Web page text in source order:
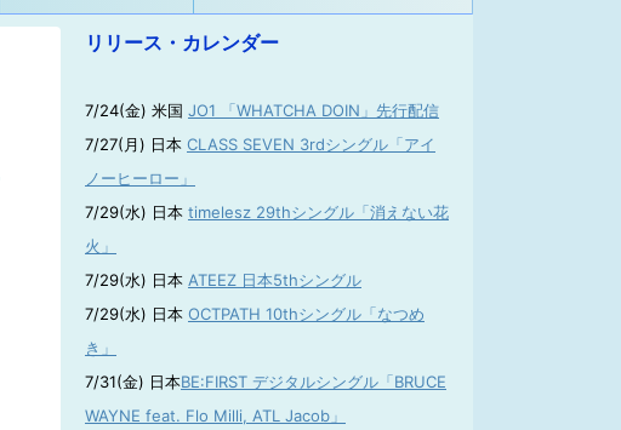
リリース・カレンダー
7/24(金) 米国 JO1 「WHATCHA DOIN」先行配信
7/27(月) 日本 CLASS SEVEN 3rdシングル「アイ
ノーヒーロー」
7/29(水) 日本 timelesz 29thシングル「消えない花
火」
7/29(水) 日本 ATEEZ 日本5thシングル
7/29(水) 日本 OCTPATH 10thシングル「なつめ
き」
7/31(金) 日本BE:FIRST デジタルシングル「BRUCE
WAYNE feat. Flo Milli, ATL Jacob」